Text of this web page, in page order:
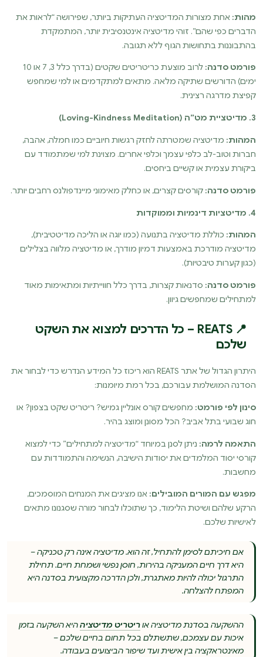
מהות: אחת מצורות המדיטציה העתיקות ביותר, שפירושה “לראות את
הדברים כפי שהם”. זוהי מדיטציה אינטנסיבית יותר, המתמקדת
בהתבוננות בתחושות הגוף ללא תגובה.
פורמט סדנה:
לרוב מוצעת כריטריטים שקטים (בדרך כלל 3, 7 או 10
ימים) הדורשים שתיקה מלאה. מתאים למתקדמים או למי שמחפש
קפיצת מדרגה רצינית.
3. מדיטציית מט”ה (Loving-Kindness Meditation)
המהות: מדיטציה שמטרתה לחזק רגשות חיוביים כמו חמלה, אהבה,
חברות וטוב-לב כלפי עצמך וכלפי אחרים. מצוינת למי שמתמודד עם
ביקורת עצמית או קשיים ביחסים.
פורמט סדנה: קורסים קצרים, או כחלק מאימוני מיינדפולנס רחבים יותר.
4. מדיטציות דינמיות וממוקדות
המהות: כוללת מדיטציה בתנועה (כמו יוגה או הליכה מדיטטיבית),
מדיטציה מודרכת באמצעות דמיון מודרך, או מדיטציה מלווה בצלילים
(כגון קערות טיבטיות).
פורמט סדנה: סדנאות קצרות, בדרך כלל חווייתיות ומתאימות מאוד
למתחילים שמחפשים גיוון.
📍 REATS – כל הדרכים למצוא את השקט
שלכם
היתרון הגדול של אתר REATS הוא ריכוז כל המידע הנדרש כדי לבחור את
הסדנה המושלמת עבורכם, בכל רמת מיומנות:
סינון לפי פורמט: מחפשים קורס אונליין גמיש? ריטריט שקט בצפון? או
חוג שבועי בתל אביב? הכל מסונן ומוצג בהיר.
התאמה לרמה: ניתן לסנן במיוחד “מדיטציה למתחילים” כדי למצוא
קורסי יסוד המלמדים את יסודות הישיבה, הנשימה והתמודדות עם
מחשבות.
מפגש עם המורים המובילים: אנו מציגים את המנחים המוסמכים,
הרקע שלהם ושיטת הלימוד, כך שתוכלו לבחור מורה שסגנונו מתאים
לאישיות שלכם.
אם חיכיתם לסימן להתחיל, זה הוא. מדיטציה אינה רק טכניקה –
היא דרך חיים המעניקה בהירות, חוסן נפשי ושמחת חיים. תחילת
התרגול יכולה להיות מאתגרת, ולכן הדרכה מקצועית בסדנה היא
המפתח להצלחה.
ההשקעה בסדנת מדיטציה אוריטריט מדיטציההיא השקעה בזמן
איכות עם עצמכם, שתשתלם בכל תחום בחיים שלכם –
מאינטראקציה בין אישית ועד שיפור הביצועים בעבודה.